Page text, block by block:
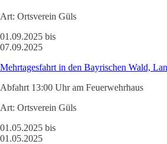
Art: Ortsverein Güls
01.09.2025 bis
07.09.2025
Mehrtagesfahrt in den Bayrischen Wald,
Abfahrt 13:00 Uhr am Feuerwehrhaus
Art: Ortsverein Güls
01.05.2025 bis
01.05.2025